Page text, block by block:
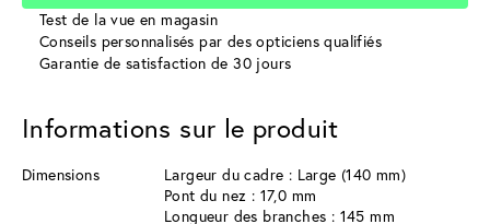
Test de la vue en magasin
Conseils personnalisés par des opticiens qualifiés
Garantie de satisfaction de 30 jours
Informations sur le produit
Dimensions
Largeur du cadre : Large (140 mm)
Pont du nez : 17,0 mm
Longueur des branches : 145 mm